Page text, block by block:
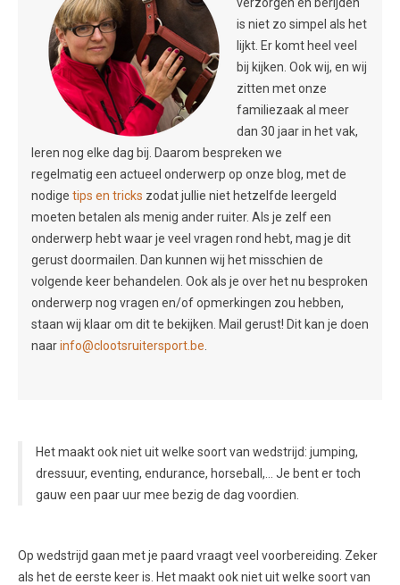
is niet zo simpel als het
lijkt. Er komt heel veel
bij kijken. Ook wij, en wij
zitten met onze
familiezaak al meer
dan 30 jaar in het vak,
leren nog elke dag bij. Daarom bespreken we
regelmatig een actueel onderwerp op onze blog, met de
nodige tips en tricks zodat jullie niet hetzelfde leergeld
moeten betalen als menig ander ruiter. Als je zelf een
onderwerp hebt waar je veel vragen rond hebt, mag je dit
gerust doormailen. Dan kunnen wij het misschien de
volgende keer behandelen. Ook als je over het nu besproken
onderwerp nog vragen en/of opmerkingen zou hebben,
staan wij klaar om dit te bekijken. Mail gerust! Dit kan je doen
naarinfo@clootsruitersport.be
Het maakt ook niet uit welke soort van wedstrijd: jumping,
dressuur, eventing, endurance, horseball,… Je bent er toch
gauw een paar uur mee bezig de dag voordien.
Op wedstrijd gaan met je paard vraagt veel voorbereiding. Zeker
als het de eerste keer is. Het maakt ook niet uit welke soort van